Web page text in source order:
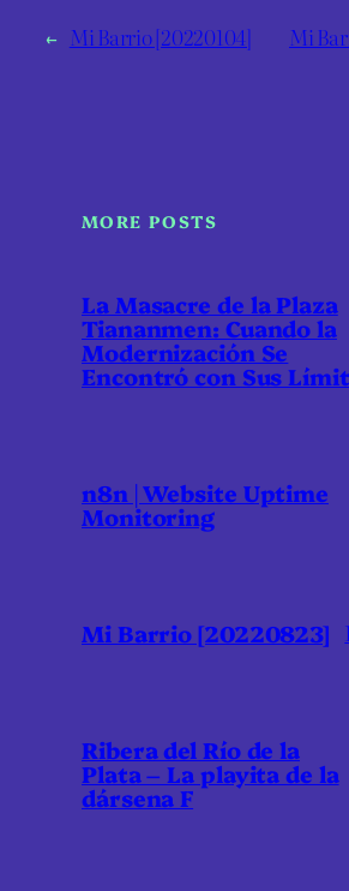
← Mi Barrio [20220104] Mi
MORE POSTS
La Masacre de la Plaza
Tiananmen: Cuando la
Modernización Se
Encontró con Sus
n8n | Website Uptime
Monitoring
Mi Barrio [20220823]
Ribera del Río de la
Plata – La playita de la
dársena F